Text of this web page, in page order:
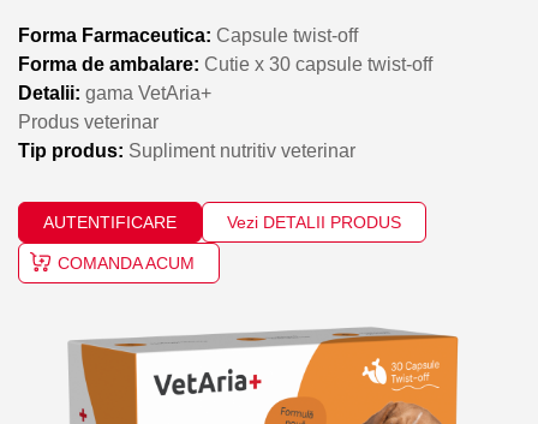
Forma Farmaceutica: Capsule twist-off
Forma de ambalare: Cutie x 30 capsule twist-off
Detalii: gama VetAria+
Produs veterinar
Tip produs: Supliment nutritiv veterinar
AUTENTIFICARE Vezi DETALII PRODUS
COMANDA ACUM